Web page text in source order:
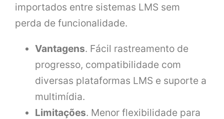
importados entre sistemas LMS sem
perda de funcionalidade.
Vantagens. Fácil rastreamento de
progresso, compatibilidade com
diversas plataformas LMS e suporte a
multimídia.
Limitações. Menor flexibilidade para